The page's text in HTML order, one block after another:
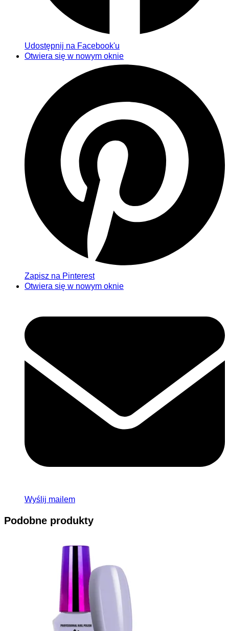
Udostępnij na Facebook'u
Otwiera się w nowym oknie
Zapisz na Pinterest
Otwiera się w nowym oknie
Wyślij mailem
Podobne produkty